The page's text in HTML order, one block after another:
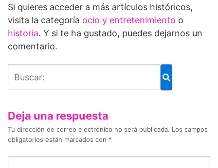
Si quieres acceder a más artículos históricos,
visita la categoría ocio y entretenimiento o
historia. Y si te ha gustado, puedes dejarnos un
comentario.
Deja una respuesta
Tu dirección de correo electrónico no será publicada. Los campos
obligatorios están marcados con *